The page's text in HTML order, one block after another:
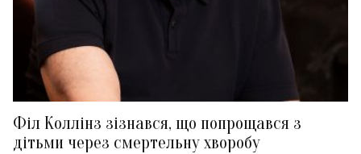
Філ Коллінз зізнався, що попрощався з
дітьми через смертельну хворобу